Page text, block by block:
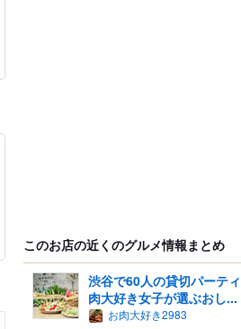
このお店の近くのグルメ情報まとめ
渋谷で60人の貸切パーテ
肉大好き女子が選ぶおし...
お肉大好き2983